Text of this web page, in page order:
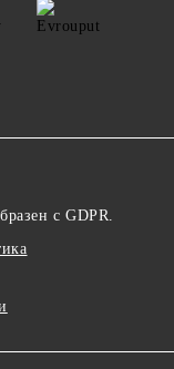
с GDPR.